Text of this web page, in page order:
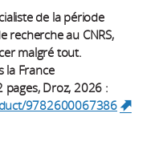
de la période
recherche au CNRS,
malgré tout.
la France
pages, Droz, 2026 :
9782600067386